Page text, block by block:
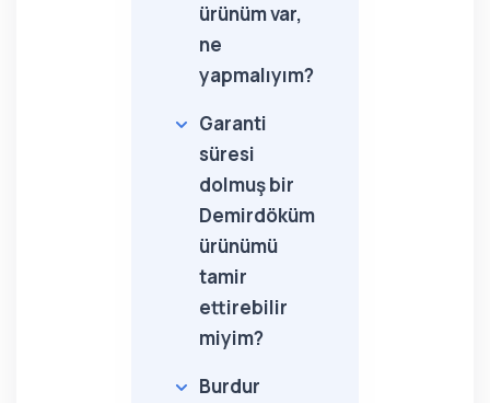
ürünüm var,
ne
yapmalıyım?
Garanti
süresi
dolmuş bir
Demirdöküm
ürünümü
tamir
ettirebilir
miyim?
Burdur